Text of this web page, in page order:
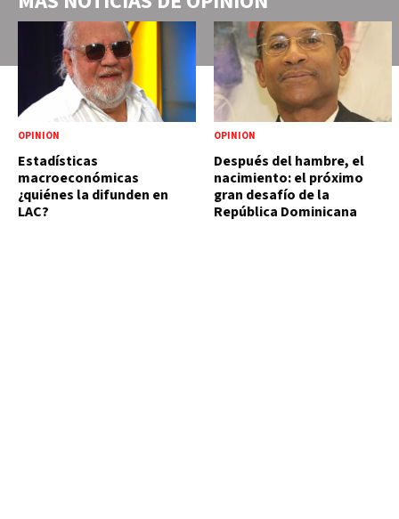
OPINIÓN
Estadísticas
macroeconómicas
¿quiénes la difunden en
LAC?
OPINIÓN
Después del hambre, el
nacimiento: el próximo
gran desafío de la
República Dominicana